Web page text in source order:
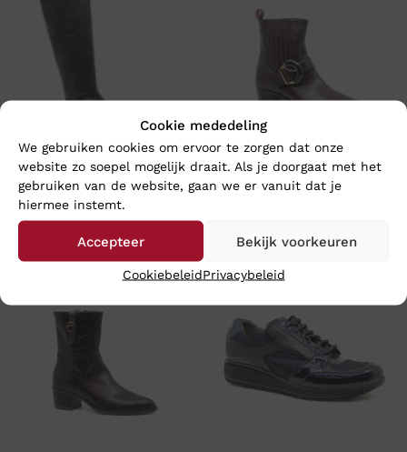
Cookie mededeling
We gebruiken cookies om ervoor te zorgen dat onze
website zo soepel mogelijk draait. Als je doorgaat met het
gebruiken van de website, gaan we er vanuit dat je
hiermee instemt.
Accepteer Bekijk voorkeuren
CookiebeleidPrivacybeleid
DL SPORT GRANDIOSA NERO
219,95
DL SPORT LIA BORDO